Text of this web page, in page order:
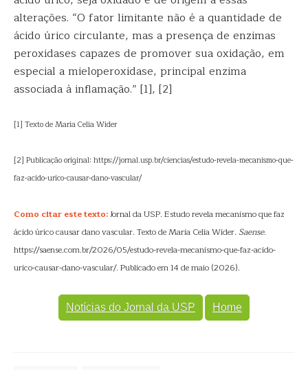
alterações. “O fator limitante não é a quantidade de
ácido úrico circulante, mas a presença de enzimas
peroxidases capazes de promover sua oxidação, em
especial a mieloperoxidase, principal enzima
associada à inflamação.” [1], [2]
[1] Texto de Maria Celia Wider
[2] Publicação original: https://jornal.usp.br/ciencias/estudo-revela-mecanismo-que-
faz-acido-urico-causar-dano-vascular/
Como citar este texto:Jornal da USP. Estudo revela mecanismo que faz
ácido úrico causar dano vascular. Texto de Maria Celia Wider. Saense.
https://saense.com.br/2026/05/estudo-revela-mecanismo-que-faz-acido-
urico-causar-dano-vascular/. Publicado em 14 de maio (2026).
Notícias do Jornal da USP Home